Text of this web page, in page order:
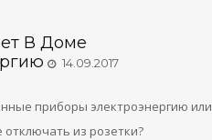
В Доме
14.09.2017
приборы электроэнергию или
из розетки?